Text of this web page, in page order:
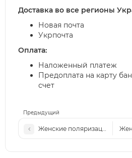
Предыдущий
Женские поляризационные
Доставка во все регионы
Новая почта
Укрпочта
Оплата:
Наложенный платеж
Предоплата на карту
счет